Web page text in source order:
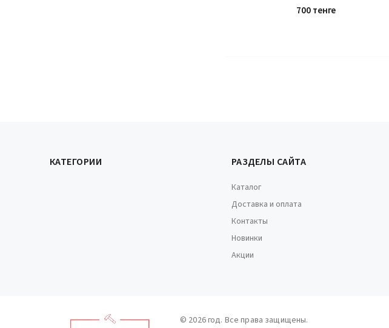
700 тенге
КАТЕГОРИИ РАЗДЕЛЫ САЙТА
Каталог
Доставка и оплата
Контакты
Новинки
Акции
© 2026 год. Все права защищены.